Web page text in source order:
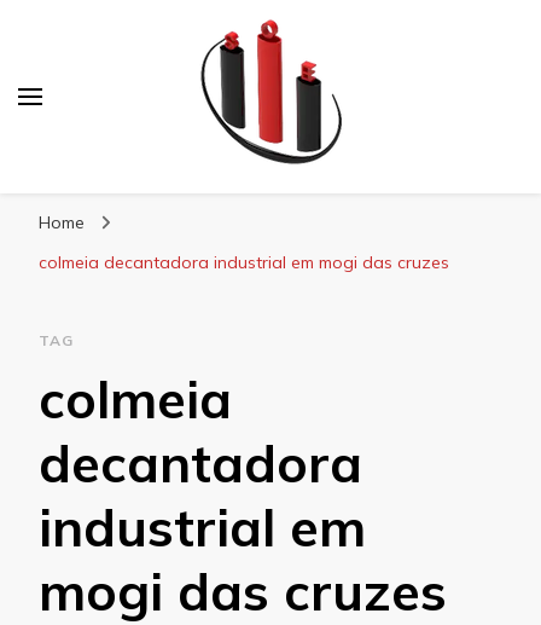
Home
colmeia decantadora industrial em mogi das cruzes
TAG
colmeia
decantadora
industrial em
mogi das cruzes